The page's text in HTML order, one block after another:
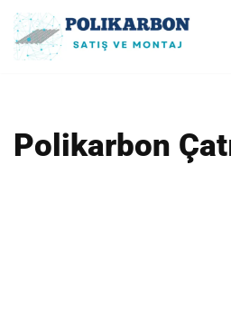
İçeriğe
Polikarbon